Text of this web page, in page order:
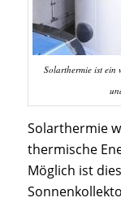
Solarthermie ist ein
Solarthermie
thermische
Möglich ist